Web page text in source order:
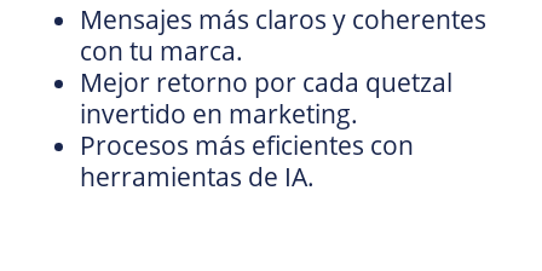
Mensajes más claros y coherentes
con tu marca.
Mejor retorno por cada quetzal
invertido en marketing.
Procesos más eficientes con
herramientas de IA.